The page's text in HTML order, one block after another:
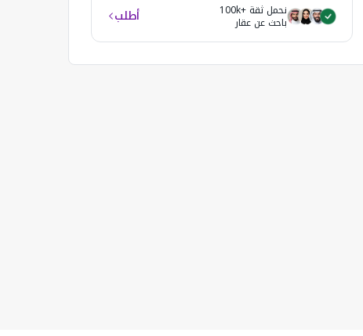
نحمل ثقة +100k
باحث عن عقار أطلب